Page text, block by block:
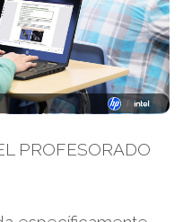
PROFESORADO